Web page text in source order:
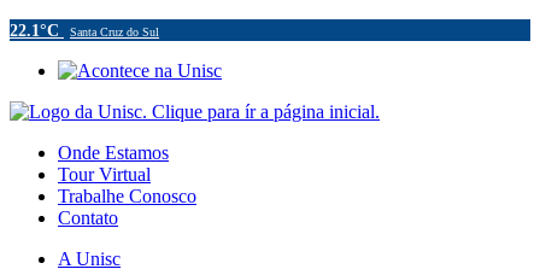
22.1°C Santa Cruz do Sul
Onde Estamos
Tour Virtual
Trabalhe Conosco
Contato
A Unisc